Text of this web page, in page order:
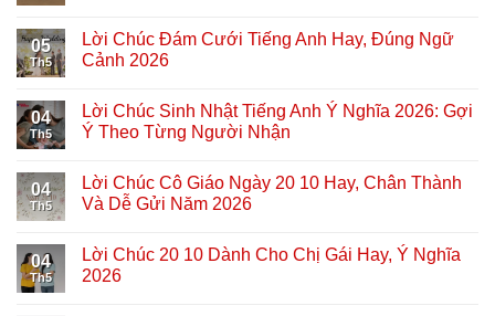
05
Th5
Lời Chúc Đám Cưới Tiếng Anh Hay, Đúng Ngữ
Cảnh 2026
04
Th5
Lời Chúc Sinh Nhật Tiếng Anh Ý Nghĩa 2026: Gợi
Ý Theo Từng Người Nhận
04
Th5
Lời Chúc Cô Giáo Ngày 20 10 Hay, Chân Thành
Và Dễ Gửi Năm 2026
04
Th5
Lời Chúc 20 10 Dành Cho Chị Gái Hay, Ý Nghĩa
2026